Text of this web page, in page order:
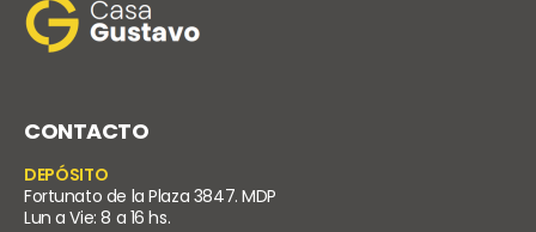
CONTACTO
DEPÓSITO
Fortunato de la Plaza 3847. MDP
Lun a Vie: 8 a 16 hs.